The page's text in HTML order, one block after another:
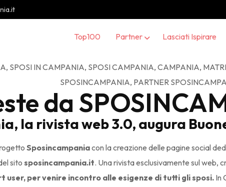
Top100 Partner Lasciati Ispirare
da
la rivista web 3.0, augura
Sposincampaniacon la creazione delle pagine social
sito sposincampania.it. Una rivista esclusivamente sul web,
user, per venire incontro alle esigenze di tutti gli sposi. In